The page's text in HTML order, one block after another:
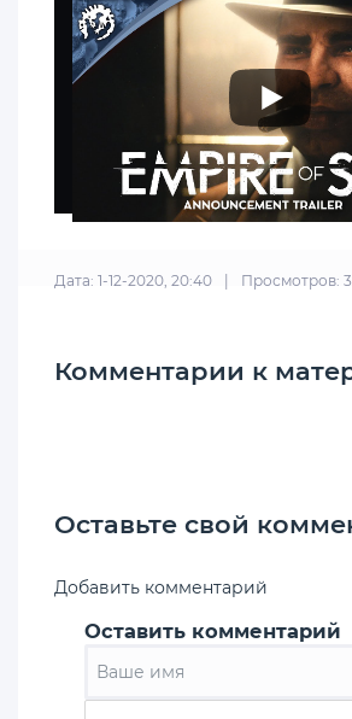
Дата: 1-12-2020, 20:40 Просмотров: 3
Комментарии к
Оставьте свой
Добавить комментарий
Оставить комментарий